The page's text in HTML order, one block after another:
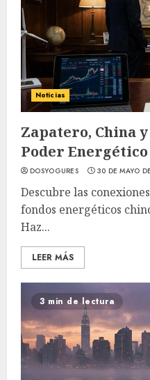
Noticias
Zapatero, China
Poder Energético
DOSYOGURES 30 DE MAYO
Descubre las
fondos energéticos
Haz...
LEER MÁS
3 min de lectura